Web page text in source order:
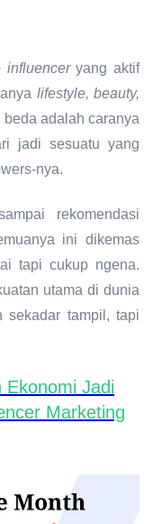
influenceryang aktif
lifestyle, beauty,
adalah caranya
jadi sesuatu yang
nya.
rekomendasi
ini dikemas
tapi cukup ngena.
utama di dunia
tampil, tapi
Ekonomi Jadi
Marketing